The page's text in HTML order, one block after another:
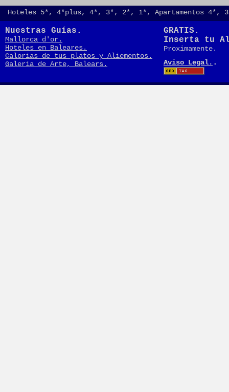
Hoteles 5*, 4*plus, 4*, 3*, 2*, 1*, Apartamentos 4*,
Nuestras Guías.
Mallorca d'or.
Hoteles en Baleares.
Calorias de tus platos y Aliementos.
Galeria de Arte, Balears.
GRATIS.
Inserta tu
Proximamente.
Aviso Legal. .